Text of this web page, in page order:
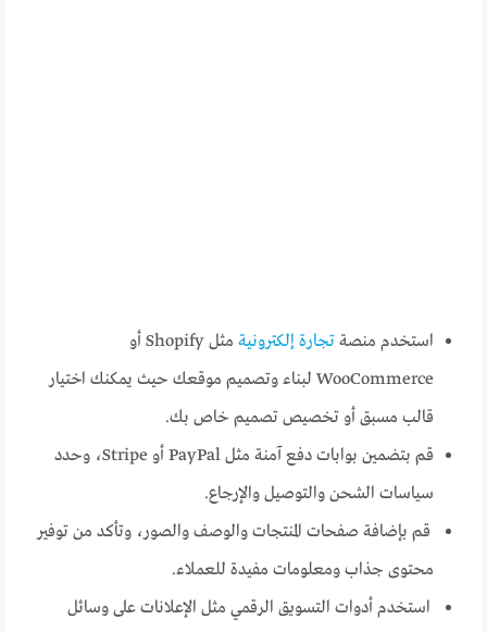
استخدم منصةتجارة إلكترونية
مثل Shopify أو
WooCommerce لبناء وتصميم موقعك حيث يمكنك اختيار
قالب مسبق أو تخصيص تصميم خاص بك.
قم بتضمين بوابات دفع آمنة مثل PayPal أو Stripe، وحدد
سياسات الشحن والتوصيل والإرجاع.
قم بإضافة صفحات المنتجات والوصف والصور، وتأكد من توفير
محتوى جذاب ومعلومات مفيدة للعملاء.
استخدم أدوات التسويق الرقمي مثل الإعلانات على وسائل